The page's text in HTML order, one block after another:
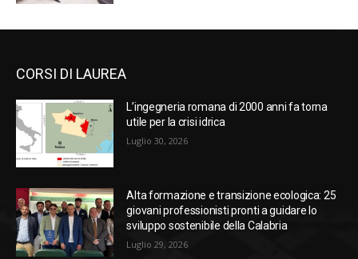
CORSI DI LAUREA
L’ingegneria romana di 2000 anni fa torna
utile per la crisi idrica
Luglio 30, 2026
Alta formazione e transizione ecologica: 25
giovani professionisti pronti a guidare lo
sviluppo sostenibile della Calabria
Luglio 29, 2026